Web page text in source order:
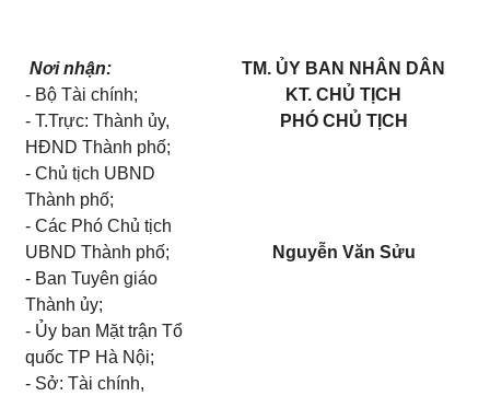
Nơi nhận:
- Bộ Tài chính;
- T.Trực: Thành ủy,
HĐND Thành phố;
- Chủ tịch UBND
Thành phố;
- Các Phó Chủ tịch
UBND Thành phố;
- Ban Tuyên giáo
Thành ủy;
- Ủy ban Mặt trận Tổ
quốc TP Hà Nội;
- Sở: Tài chính,
TM. ỦY BAN NHÂN DÂN
KT. CHỦ TỊCH
PHÓ CHỦ TỊCH
Nguyễn Văn Sửu